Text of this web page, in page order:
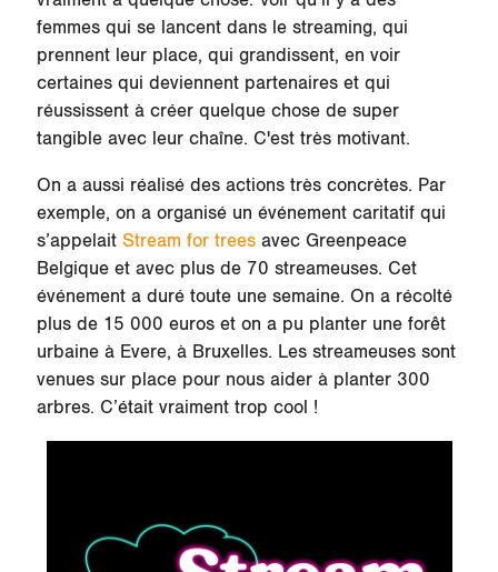
femmes qui se lancent dans le streaming, qui
prennent leur place, qui grandissent, en voir
certaines qui deviennent partenaires et qui
réussissent à créer quelque chose de super
tangible avec leur chaîne. C'est très motivant.
On a aussi réalisé des actions très concrètes. Par
exemple, on a organisé un événement caritatif qui
s’appelait Stream for treesavec Greenpeace
Belgique et avec plus de 70 streameuses. Cet
événement a duré toute une semaine. On a récolté
plus de 15 000 euros et on a pu planter une forêt
urbaine à Evere, à Bruxelles. Les streameuses sont
venues sur place pour nous aider à planter 300
arbres. C’était vraiment trop cool !